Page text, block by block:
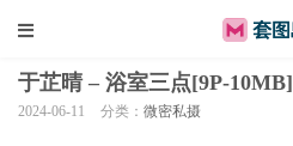
于芷晴 – 浴室三点[9P-10MB]
2024-06-11 分类： 微密私摄